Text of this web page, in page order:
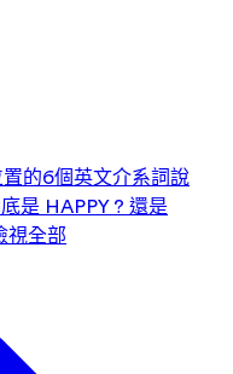
的6個英文介系詞說
是 HAPPY ? 還是
視全部